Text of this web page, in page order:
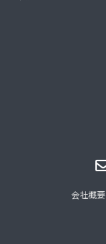
会社概要